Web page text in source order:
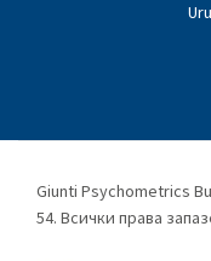
Giunti Psychometrics
54. Всички права